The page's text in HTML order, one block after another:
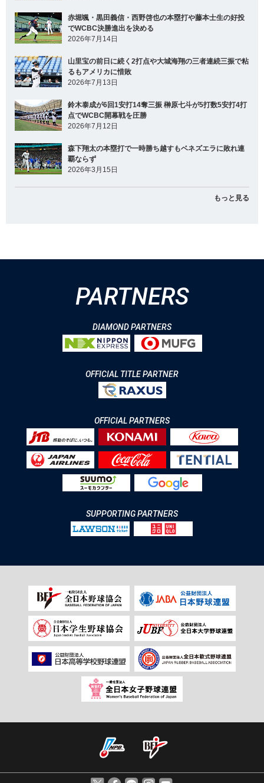
赤堀颯・黒田義信・西野啓也の本塁打や藤本士生の好投
でWCBC決勝進出を決める
2026年7月14日
山里宝の前日に続く2打点や大城海翔の三者連続三振で粘
るもアメリカに惜敗
2026年7月13日
鈴木泰成が6回1安打14奪三振 榊原七斗が5打数5安打4打
点でWCBC開幕戦を圧勝
2026年7月12日
森下翔太の本塁打で一時勝ち越すもベネズエラに敗れ連
覇ならず
2026年3月15日
もっと見る
PARTNERS
DIAMOND PARTNERS
OFFICIAL TITLE PARTNER
OFFICIAL PARTNERS
SUPPORTING PARTNERS